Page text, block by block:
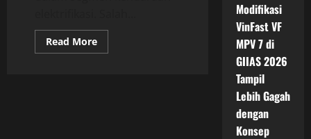
Read MoreRead
more
Modifikasi
VinFast VF
MPV 7 di
GIIAS 2026
Tampil
Lebih Gagah
dengan
Konsep